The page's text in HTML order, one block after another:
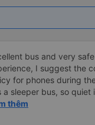
bus and very
I suggest the
for phones during
a sleeper bus, so
password clearly
thêm